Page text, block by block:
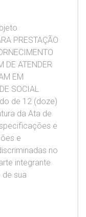
PRESTAÇÃO
DE ATENDER
EM
SOCIAL
de 12 (doze)
da Ata de
e
e
no
integrante
de sua